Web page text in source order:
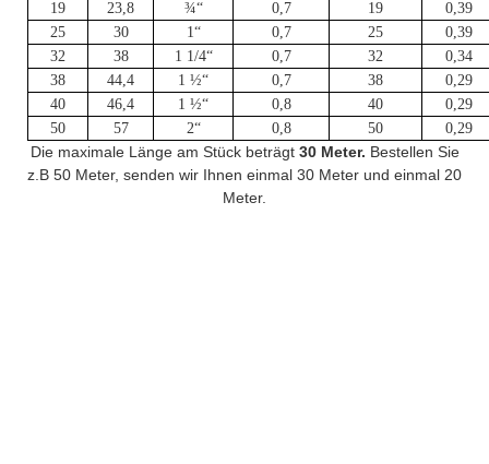
19
23,8 ¾“ 0,7 19
0,39
25
30 1“ 0,7 25
0,39
32
38 1 1/4“ 0,7 32
0,34
38
44,4 1 ½“ 0,7 38
0,29
40
46,4 1 ½“ 0,8 40
0,29
50
57 2“ 0,8 50 0,29
Die maximale Länge am Stück beträgt30 Meter. Bestellen Sie
z.B 50 Meter, senden wir Ihnen einmal 30 Meter und einmal 20
Meter.